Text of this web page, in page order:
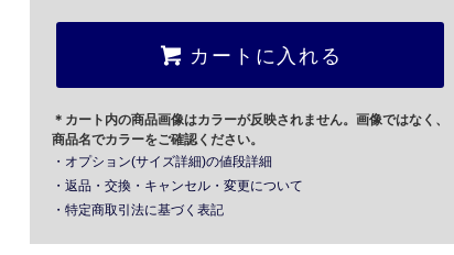
カートに入れる
＊カート内の商品画像はカラーが反映されません。画像ではなく、
商品名でカラーをご確認ください。
・オプション(サイズ詳細)の値段詳細
・返品・交換・キャンセル・変更について
・特定商取引法に基づく表記